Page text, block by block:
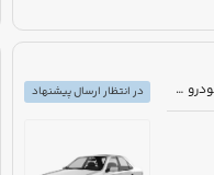
مزایده دولتی تعداد 985 دستگاه خودرو سبک، سنگین و موتورسیکلت
در انتظار ارسال پیشنهاد